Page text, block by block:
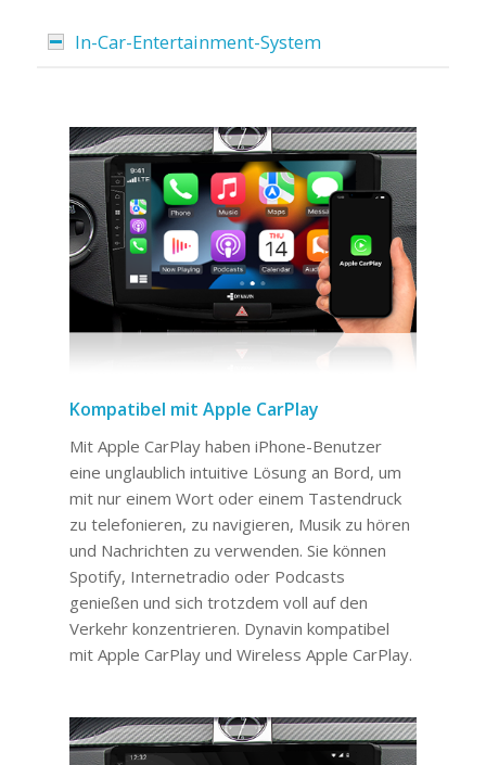
In-Car-Entertainment-System
Kompatibel mit Apple CarPlay
Mit Apple CarPlay haben iPhone-Benutzer
eine unglaublich intuitive Lösung an Bord, um
mit nur einem Wort oder einem Tastendruck
zu telefonieren, zu navigieren, Musik zu hören
und Nachrichten zu verwenden. Sie können
Spotify, Internetradio oder Podcasts
genießen und sich trotzdem voll auf den
Verkehr konzentrieren. Dynavin kompatibel
mit Apple CarPlay und Wireless Apple CarPlay.